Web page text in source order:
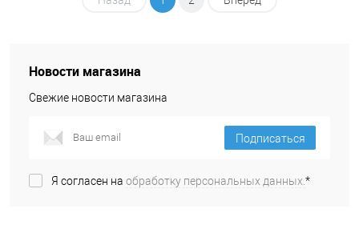
Новости магазина
Свежие новости магазина
Подписаться
Я согласен на обработку персональных данных.*